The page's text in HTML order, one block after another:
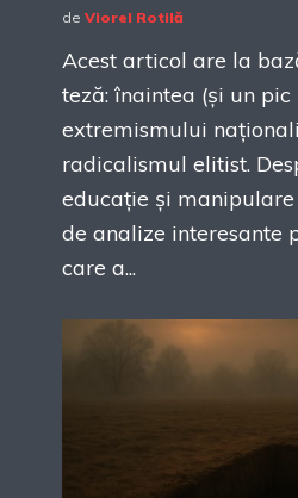
de Viorel Rotilă
Acest articol are la
teză: înaintea (și un pic
extremismului
radicalismul elitist.
educație și
de analize interesante
care a...